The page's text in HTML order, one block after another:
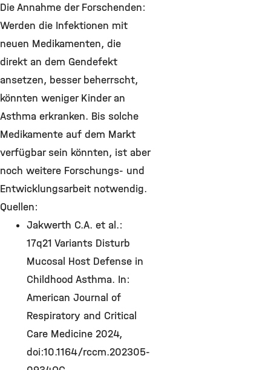
Die Annahme der Forschenden:
Werden die Infektionen mit
neuen Medikamenten, die
direkt an dem Gendefekt
ansetzen, besser beherrscht,
könnten weniger Kinder an
Asthma erkranken. Bis solche
Medikamente auf dem Markt
verfügbar sein könnten, ist aber
noch weitere Forschungs- und
Entwicklungsarbeit notwendig.
Quellen:
Jakwerth C.A. et al.:
17q21 Variants Disturb
Mucosal Host Defense in
Childhood Asthma. In:
American Journal of
Respiratory and Critical
Care Medicine 2024,
doi:10.1164/rccm.202305-